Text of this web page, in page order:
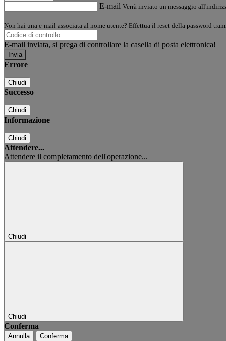
E-mail Verrà inviato un messaggio
Non hai una e-mail associata al nome utente? Effettua il reset della password
E-mail inviata, si prega di controllare la casella di posta elettronica!
Errore
Chiudi
Successo
Chiudi
Informazione
Chiudi
Attendere...
Attendere il completamento dell'operazione...
Chiudi
Chiudi
Conferma
Annulla Conferma